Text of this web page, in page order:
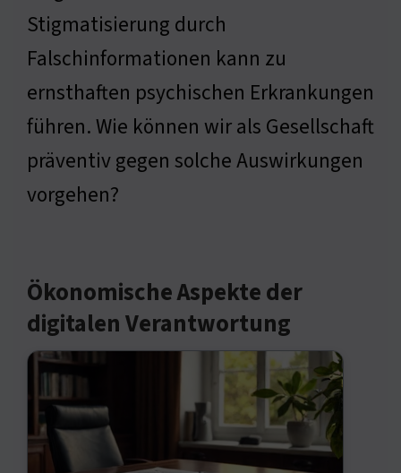
Stigmatisierung durch
Falschinformationen kann zu
ernsthaften psychischen Erkrankungen
führen. Wie können wir als Gesellschaft
präventiv gegen solche Auswirkungen
vorgehen?
Ökonomische Aspekte der
digitalen Verantwortung